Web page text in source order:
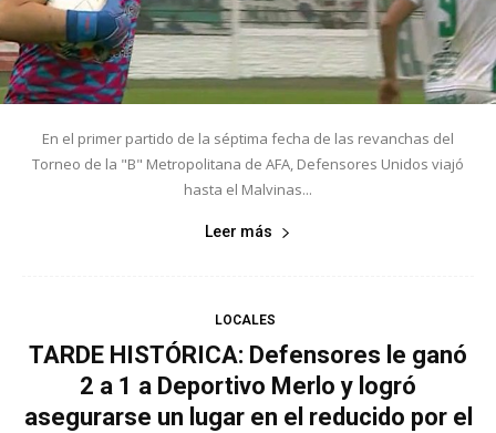
En el primer partido de la séptima fecha de las revanchas del
Torneo de la "B" Metropolitana de AFA, Defensores Unidos viajó
hasta el Malvinas...
Leer más
LOCALES
TARDE HISTÓRICA: Defensores le ganó
2 a 1 a Deportivo Merlo y logró
asegurarse un lugar en el reducido por el